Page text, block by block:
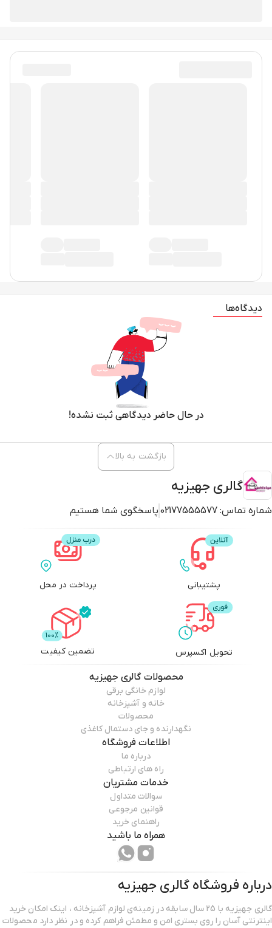
دیدگاه‌ها
در حال حاضر دیدگاهی ثبت نشده!
گالری جهیزیه
شماره تماس: 02177555577 پاسخگوی شما هستیم
بازگشت به بالا
پشتیبانی پرداخت در محل
تحویل اکسپرس تضمین کیفیت
محصولاتگالری جهیزیه
لوازم خانگی برقی
خانه و آشپزخانه
محصولات
نگهدارنده و جای دستمال کاغذی
اطلاعات فروشگاه
درباره ما
راه های ارتباطی
خدمات مشتریان
سوالات متداول
قوانین مرجوعی
راهنمای خرید
همراه ما باشید
درباره فروشگاه گالری جهیزیه
گالری جهیزیه با 25 سال سابقه در زمینه‌ی لوازم آشپزخانه ، اینک امکان خرید
اینترنتی آسان را روی بستری امن و مطمئن فراهم کرده و در نظر دارد محصولات